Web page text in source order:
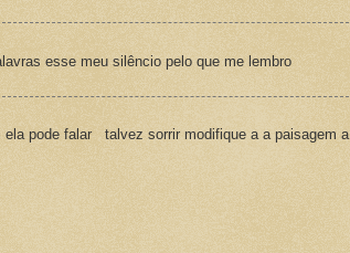
esse meu silêncio pelo que me lembro
pode falar talvez sorrir modifique a a paisagem a